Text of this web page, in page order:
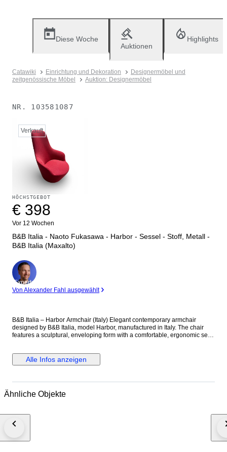
Diese Woche
Auktionen
Highlights
Catawiki Einrichtung und Dekoration
Designermöbel und
zeitgenössische Möbel
Auktion: Designermöbel
NR. 103581087
Verkauft
HÖCHSTGEBOT
€ 398
Vor 12 Wochen
B&B Italia - Naoto Fukasawa - Harbor - Sessel - Stoff, Metall -
B&B Italia (Maxalto)
Experte
Von Alexander Fahl ausgewählt
B&B Italia – Harbor Armchair (Italy) Elegant contemporary armchair
designed by B&B Italia, model Harbor, manufactured in Italy. The chair
features a sculptural, enveloping form with a comfortable, ergonomic seat
presence with excellent seating comfort. The armchair is mounted on a
swivel metal base with a circular aluminum-finished plate, offering both
piece for modern interiors. Details: • Manufacturer: B&B Italia • Model:
metal base with aluminum plate • Approx. period: Late 20th / early 21st
(approx.): • Width: 79 cm • Depth: 89 cm • Height: 105 cm • Seat height: 39
lounge or office interior. Carefully photographed and described to the best
Alle Infos anzeigen
Ähnliche Objekte